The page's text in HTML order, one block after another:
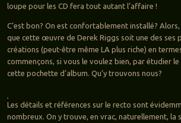
loupe pour les CD fera tout autant l’affaire !
C’est bon? On est confortablement installé? Alors,
que cette œuvre de Derek Riggs soit une des ses
créations (peut-être même LA plus riche) en
commençons, si vous le voulez bien, par étudier
cette pochette d’album. Qu’y trouvons nous?
Les détails et références sur le recto sont
nombreux. On y trouve, en vrac, naturellement, la